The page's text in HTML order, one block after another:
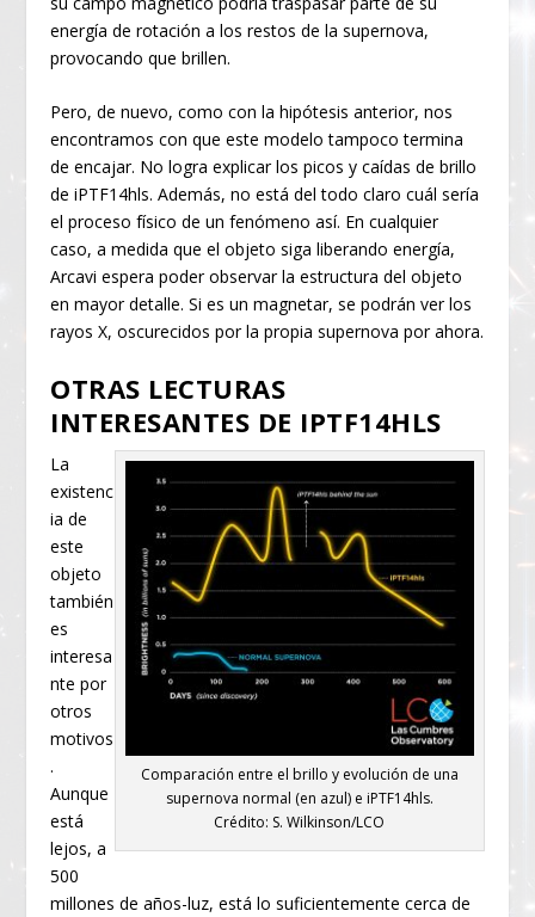
energía de rotación a los restos de la supernova,
provocando que brillen.
Pero, de nuevo, como con la hipótesis anterior, nos
encontramos con que este modelo tampoco termina
de encajar. No logra explicar los picos y caídas de brillo
de iPTF14hls. Además, no está del todo claro cuál sería
el proceso físico de un fenómeno así. En cualquier
caso, a medida que el objeto siga liberando energía,
Arcavi espera poder observar la estructura del objeto
en mayor detalle. Si es un magnetar, se podrán ver los
rayos X, oscurecidos por la propia supernova por ahora.
OTRAS LECTURAS
INTERESANTES DE IPTF14HLS
Comparación entre el brillo y evolución de una
supernova normal (en azul) e iPTF14hls.
Crédito: S. Wilkinson/LCO
La
existenc
ia de
este
objeto
también
es
interesa
nte por
otros
motivos
.
Aunque
está
lejos, a
500
millones de años-luz, está lo suficientemente cerca de